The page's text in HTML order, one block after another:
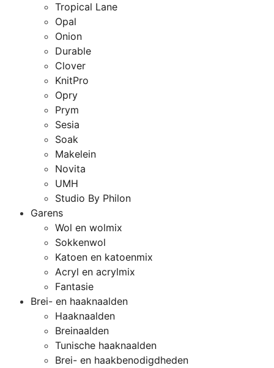
Tropical Lane
Opal
Onion
Durable
Clover
KnitPro
Opry
Prym
Sesia
Soak
Makelein
Novita
UMH
Studio By Philon
Garens
Wol en wolmix
Sokkenwol
Katoen en katoenmix
Acryl en acrylmix
Fantasie
Brei- en haaknaalden
Haaknaalden
Breinaalden
Tunische haaknaalden
Brei- en haakbenodigdheden